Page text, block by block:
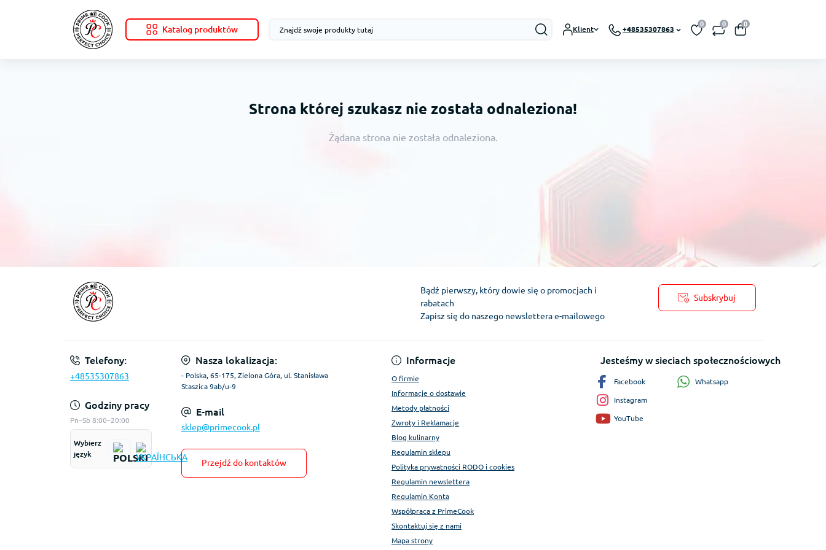
Katalog produktów Klient +48535307863
0 0 0
Strona której szukasz nie została odnaleziona!
Żądana strona nie została odnaleziona.
Bądź pierwszy, który dowie się o promocjach i
rabatach
Zapisz się do naszego newslettera e-mailowego
Subskrybuj
Regulamin Konta
Telefony:
+48535307863
Godziny pracy
Pn–Sb 8:00–20:00
Wybierz
język
Nasza lokalizacja:
- Polska, 65-175, Zielona Góra, ul. Stanisława
Staszica 9ab/u-9
E-mail
sklep@primecook.pl
Przejdź do kontaktów
Informacje
O firmie
Informacje o dostawie
Metody płatności
Zwroty i Reklamacje
Blog kulinarny
Regulamin sklepu
Polityka prywatności RODO i cookies
Regulamin newslettera
Regulamin Konta
Współpraca z PrimeCook
Skontaktuj się z nami
Mapa strony
Jesteśmy w sieciach społecznościowych
Facebook
Instagram
YouTube
Whatsapp